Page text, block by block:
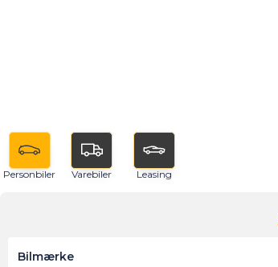
Personbiler Varebiler Leasing
Bilmærke